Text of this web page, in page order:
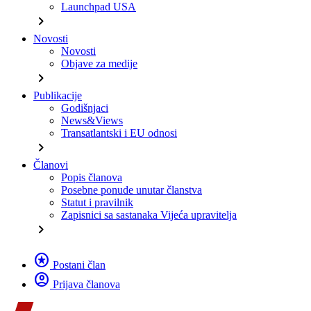
Launchpad USA
chevron_right
Novosti
Novosti
Objave za medije
chevron_right
Publikacije
Godišnjaci
News&Views
Transatlantski i EU odnosi
chevron_right
Članovi
Popis članova
Posebne ponude unutar članstva
Statut i pravilnik
Zapisnici sa sastanaka Vijeća upravitelja
chevron_right
stars Postani član
account_circle Prijava članova